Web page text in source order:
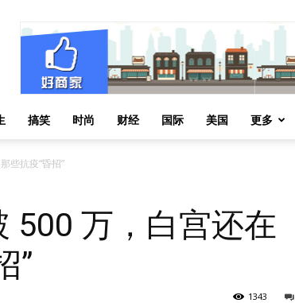
搞笑 时尚 财经 国际 美国 更多
些抗疫“昏招”
500 万，白宫还在
”
1343